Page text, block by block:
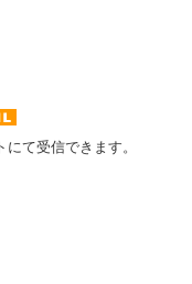
て受信できます。